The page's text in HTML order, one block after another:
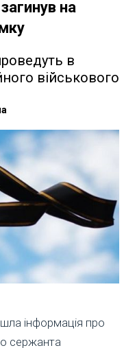
на
в
військового
інформація про
сержанта